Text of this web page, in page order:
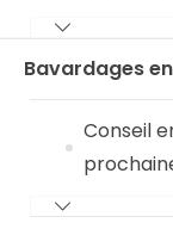
Bavardages
Conseil